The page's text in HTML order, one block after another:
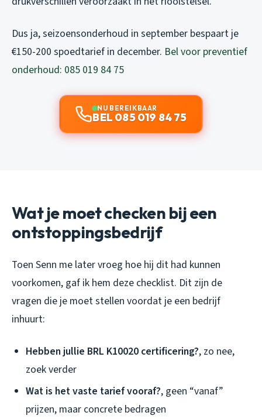
Dus ja, seizoensonderhoud in september bespaart je
€150-200 spoedtarief in december. Bel voor preventief
onderhoud: 085 019 84 75
NU BEREIKBAAR
BEL 085 019 84 75
Wat je moet checken bij een
ontstoppingsbedrijf
Toen Senn me later vroeg hoe hij dit had kunnen
voorkomen, gaf ik hem deze checklist. Dit zijn de
vragen die je moet stellen voordat je een bedrijf
inhuurt:
Hebben jullie BRL K10020 certificering?, zo nee,
zoek verder
Wat is het vaste tarief vooraf?, geen “vanaf”
prijzen, maar concrete bedragen